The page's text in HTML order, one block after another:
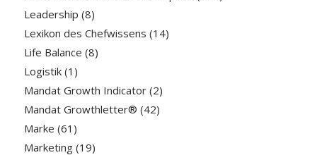
Leadership (8)
Lexikon des Chefwissens (14)
Life Balance (8)
Logistik(1)
Mandat Growth Indicator(2)
Mandat Growthletter® (42)
Marke (61)
Marketing(19)